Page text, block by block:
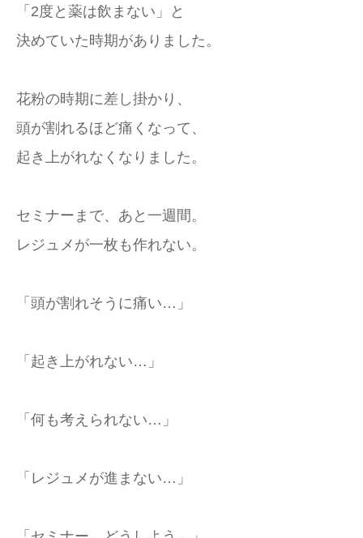
「2度と薬は飲まない」と
決めていた時期がありました。
花粉の時期に差し掛かり、
頭が割れるほど痛くなって、
起き上がれなくなりました。
セミナーまで、あと一週間。
レジュメが一枚も作れない。
「頭が割れそうに痛い…」
「起き上がれない…」
「何も考えられない…」
「レジュメが進まない…」